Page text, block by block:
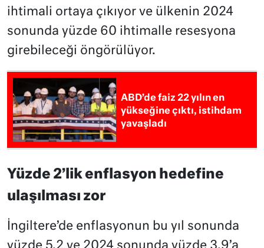
ihtimali ortaya çıkıyor ve ülkenin 2024
sonunda yüzde 60 ihtimalle resesyona
girebileceği öngörülüyor.
ABD’de faiz 22 yılın en
yükseğine çıktı, istihdam
yavaşladı
Yüzde 2’lik enflasyon hedefine
ulaşılması zor
İngiltere’de enflasyonun bu yıl sonunda